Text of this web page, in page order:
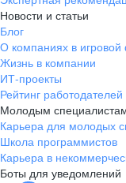
Новости и статьи
Блог
О компаниях в
Жизнь в компании
ИТ-проекты
Рейтинг
Молодым
Карьера для молодых
Школа программистов
Карьера в
Боты для уведомлений